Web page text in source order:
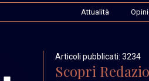
Attualità
Articoli pubblicati: 3234
Scopri